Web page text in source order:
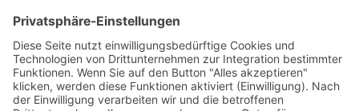
Leonhard Fromm